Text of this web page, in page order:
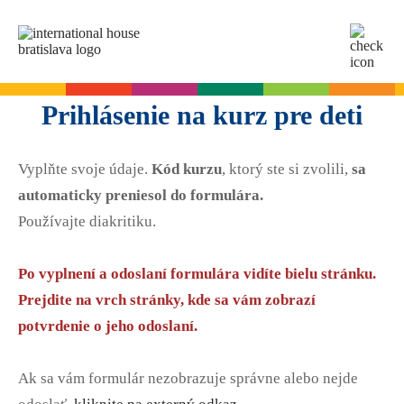
SK
Pre dospelých
Angličtina
Slovenčina
Nemčina
Španielčina
Francúzština
Ruština
Pre deti
Angličtina
Leto s angličtinou pre tínedžerov
Cambridge skúšky
O A2 skúške zo slovenčiny
Príprava na skúšku
Angličtina na ZŠ - Start Right
Pre firmy
Prihlásenie na kurz pre deti
Vyplňte svoje údaje. Kód kurzu, ktorý ste si zvolili, sa
automaticky preniesol do formulára.
Používajte diakritiku.
Po vyplnení a odoslaní formulára vidíte bielu stránku.
Prejdite na vrch stránky, kde sa vám zobrazí
potvrdenie o jeho odoslaní.
Ak sa vám formulár nezobrazuje správne alebo nejde